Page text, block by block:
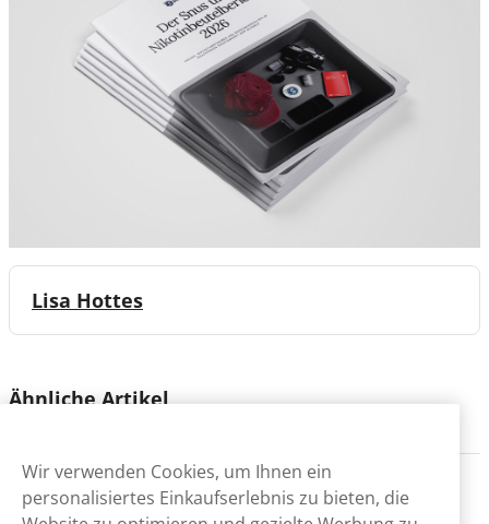
Lisa Hottes
Ähnliche Artikel
Teilen
Wir verwenden Cookies, um Ihnen ein
personalisiertes Einkaufserlebnis zu bieten, die